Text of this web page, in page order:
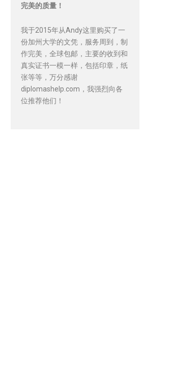
完美的质量！
我于2015年从Andy这里购买了一
份加州大学的文凭，服务周到，制
作完美，全球包邮，主要的收到和
真实证书一模一样，包括印章，纸
张等等，万分感谢
diplomashelp.com，我强烈向各
位推荐他们！